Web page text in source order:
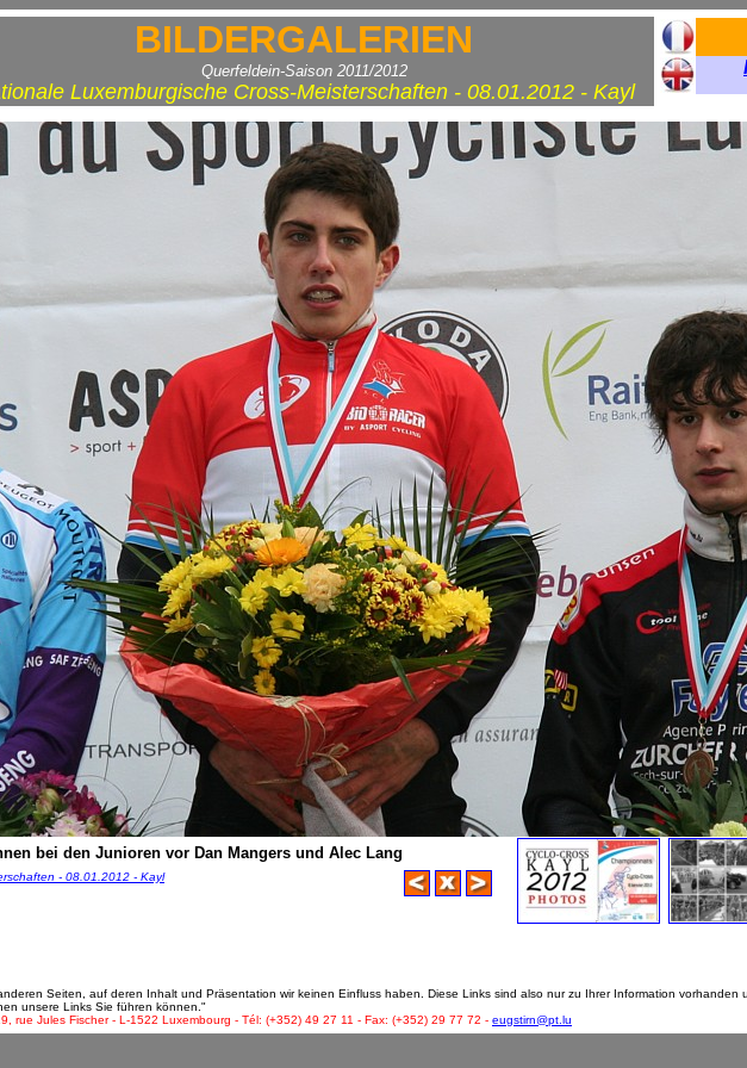
BILDERGALERIEN
Querfeldein-Saison 2011/2012
Luxemburgische Cross-Meisterschaften - 08.01.2012 - Kayl
bei den Junioren vor Dan Mangers und Alec Lang
- 08.01.2012 - Kayl
Seiten, auf deren Inhalt und Präsentation wir keinen Einfluss haben. Diese Links sind also nur zu Ihrer Information vorhanden
unsere Links Sie führen können."
rue Jules Fischer - L-1522 Luxembourg - Tél: (+352) 49 27 11 - Fax: (+352) 29 77 72 - eugstirn@pt.lu